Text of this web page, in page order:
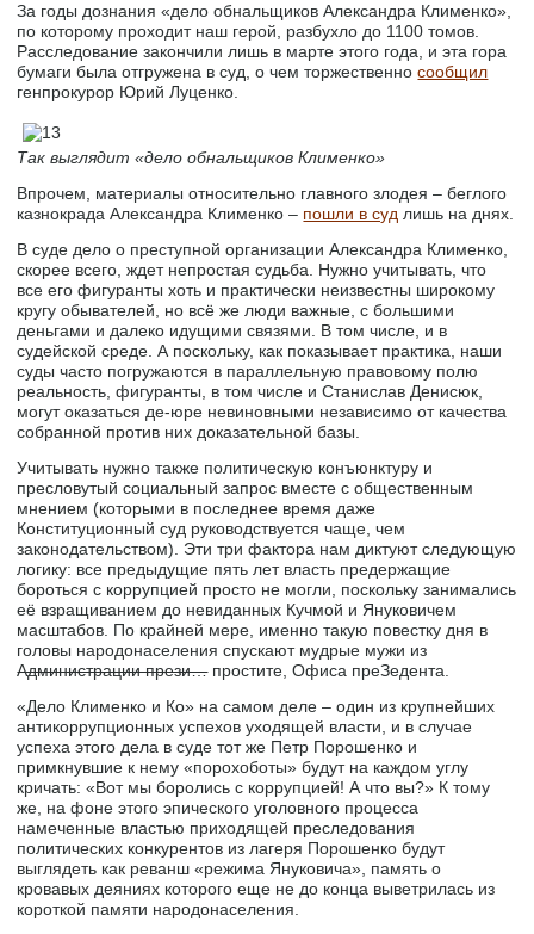
За годы дознания «дело обнальщиков Александра Клименко»,
по которому проходит наш герой, разбухло до 1100 томов.
Расследование закончили лишь в марте этого года, и эта гора
бумаги была отгружена в суд, о чем торжественносообщил
генпрокурор Юрий Луценко.
Так выглядит «дело обнальщиков Клименко»
Впрочем, материалы относительно главного злодея – беглого
казнокрада Александра Клименко – пошли в суд лишь на днях.
В суде дело о преступной организации Александра Клименко,
скорее всего, ждет непростая судьба. Нужно учитывать, что
все его фигуранты хоть и практически неизвестны широкому
кругу обывателей, но всё же люди важные, с большими
деньгами и далеко идущими связями. В том числе, и в
судейской среде. А поскольку, как показывает практика, наши
суды часто погружаются в параллельную правовому полю
реальность, фигуранты, в том числе и Станислав Денисюк,
могут оказаться де-юре невиновными независимо от качества
собранной против них доказательной базы.
Учитывать нужно также политическую конъюнктуру и
пресловутый социальный запрос вместе с общественным
мнением (которыми в последнее время даже
Конституционный суд руководствуется чаще, чем
законодательством). Эти три фактора нам диктуют следующую
логику: все предыдущие пять лет власть предержащие
бороться с коррупцией просто не могли, поскольку занимались
её взращиванием до невиданных Кучмой и Януковичем
масштабов. По крайней мере, именно такую повестку дня в
головы народонаселения спускают мудрые мужи из
Администрации прези…простите, Офиса преЗедента.
«Дело Клименко и Ко» на самом деле – один из крупнейших
антикоррупционных успехов уходящей власти, и в случае
успеха этого дела в суде тот же Петр Порошенко и
примкнувшие к нему «порохоботы» будут на каждом углу
кричать: «Вот мы боролись с коррупцией! А что вы?» К тому
же, на фоне этого эпического уголовного процесса
намеченные властью приходящей преследования
политических конкурентов из лагеря Порошенко будут
выглядеть как реванш «режима Януковича», память о
кровавых деяниях которого еще не до конца выветрилась из
короткой памяти народонаселения.